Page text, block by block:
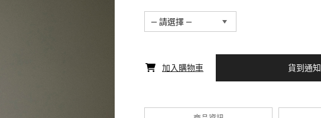
— 請選擇 —
加入購物車 立即購買